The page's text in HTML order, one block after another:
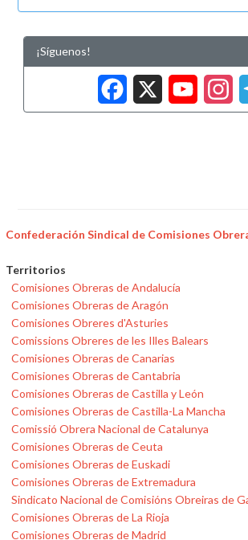
¡Síguenos!
X
Confederación Sindical de Comisiones
Territorios
Comisiones Obreras de Andalucía
Comisiones Obreras de Aragón
Comisiones Obreres d'Asturies
Comissions Obreres de les Illes Balears
Comisiones Obreras de Canarias
Comisiones Obreras de Cantabria
Comisiones Obreras de Castilla y León
Comisiones Obreras de Castilla-La Mancha
Comissió Obrera Nacional de Catalunya
Comisiones Obreras de Ceuta
Comisiones Obreras de Euskadi
Comisiones Obreras de Extremadura
Sindicato Nacional de Comisións Obreiras de
Comisiones Obreras de La Rioja
Comisiones Obreras de Madrid